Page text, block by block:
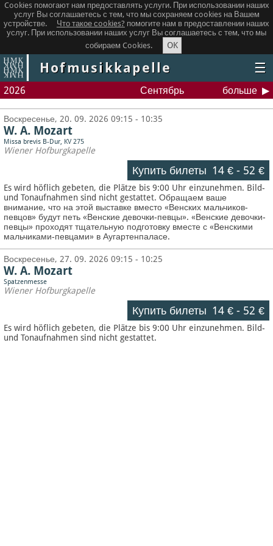
Cookies помогают нам предоставлять услуги. При использовании наших
услуг Вы соглашаетесь с тем, что мы сохраняем сookies на Вашем
устройстве.
Что такое сookies? помогите нам в предоставлении наших
услуг. При использовании наших услуг Вы соглашаетесь с тем, что мы
собираем Cookies.
OK
Hofmusikkapelle ☰
2026 Сентябрь больше
Воскресенье, 20. 09. 2026 09:15 - 10:35
W. A. Mozart
Missa brevis B-Dur, KV 275
Wiener Hofburgkapelle
Купить билеты 14 €- 52 €
Es wird höflich gebeten, die Plätze bis 9:00 Uhr einzunehmen. Bild-
und Tonaufnahmen sind nicht gestattet.Обращаем ваше
внимание, что на этой выставке вместо «Венских мальчиков-
певцов» будут петь «Венские девочки-певцы». «Венские девочки-
певцы» проходят тщательную подготовку вместе с «Венскими
мальчиками-певцами» в Аугартенпаласе.
Воскресенье, 27. 09. 2026 09:15 - 10:25
W. A. Mozart
Spatzenmesse
Wiener Hofburgkapelle
Купить билеты 14 €- 52 €
Es wird höflich gebeten, die Plätze bis 9:00 Uhr einzunehmen. Bild-
und Tonaufnahmen sind nicht gestattet.